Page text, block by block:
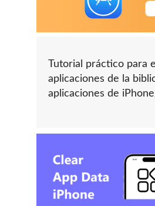
Tutorial práctico para
aplicaciones de la
aplicaciones de